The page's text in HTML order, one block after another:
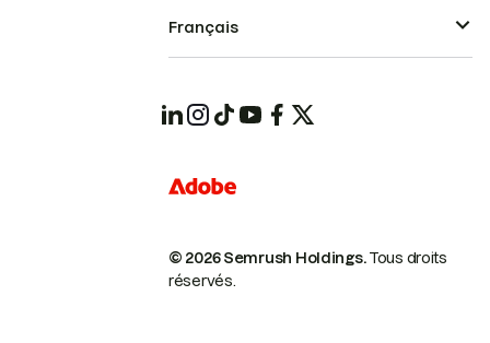
© 2026 Semrush Holdings.Tous droits
réservés.
Français